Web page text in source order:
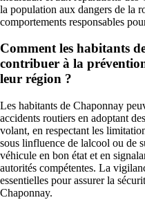
la population aux dangers de la
comportements responsables
Comment les habitants
contribuer à la
leur région ?
Les habitants de Chaponnay
accidents routiers en adoptant
volant, en respectant les
sous linfluence de lalcool ou de
véhicule en bon état et en
autorités compétentes. La
essentielles pour assurer la
Chaponnay.